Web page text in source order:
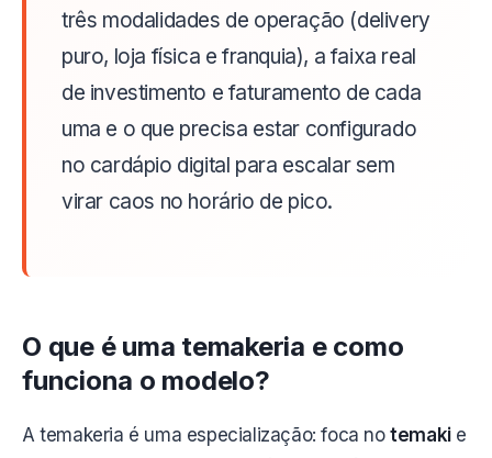
três modalidades de operação (delivery
puro, loja física e franquia), a faixa real
de investimento e faturamento de cada
uma e o que precisa estar configurado
no cardápio digital para escalar sem
virar caos no horário de pico.
O que é uma temakeria e como
funciona o modelo?
A temakeria é uma especialização: foca notemakie